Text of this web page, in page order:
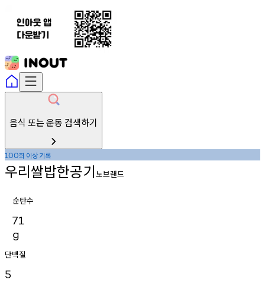
음식 또는 운동 검색하기
100회 이상기록
우리쌀밥한공기노브랜드
순탄수
71
g
단백질
5